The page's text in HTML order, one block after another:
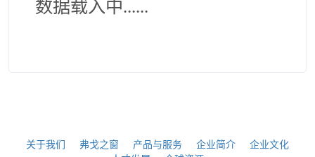
数据载入中......
关于我们 弗戈之窗 产品与服务 企业简介
企业文化